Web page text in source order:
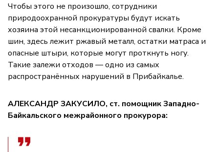
Чтобы этого не произошло, сотрудники
природоохранной прокуратуры будут искать
хозяина этой несанкционированной свалки. Кроме
шин, здесь лежит ржавый металл, остатки матраса и
опасные штыри, которые могут проткнуть ногу.
Такие залежи отходов — одно из самых
распространённых нарушений в Прибайкалье.
АЛЕКСАНДР ЗАКУСИЛО, ст. помощник Западно-
Байкальского межрайонного прокурора: